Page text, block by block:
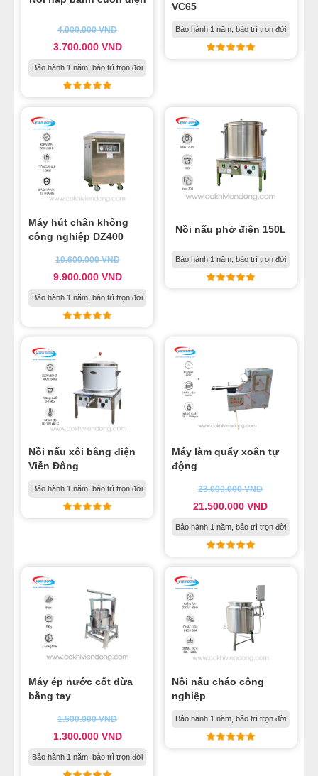
4.000.000VND
3.700.000 VND
Bảo hành 1 năm, bảo trì trọn đời
VC65
Bảo hành 1 năm, bảo trì trọn đời
Máy hút chân không
công nghiệp DZ400
10.600.000VND
9.900.000 VND
Bảo hành 1 năm, bảo trì trọn đời
Nồi nấu phở điện 150L
Bảo hành 1 năm, bảo trì trọn đời
Nồi nấu xôi bằng điện
Viễn Đông
Bảo hành 1 năm, bảo trì trọn đời
Máy làm quẩy xoắn tự
động
23.000.000VND
21.500.000VND
Bảo hành 1 năm, bảo trì trọn đời
Máy ép nước cốt dừa
bằng tay
1.500.000VND
1.300.000 VND
Bảo hành 1 năm, bảo trì trọn đời
Nồi nấu cháo công
nghiệp
Bảo hành 1 năm, bảo trì trọn đời